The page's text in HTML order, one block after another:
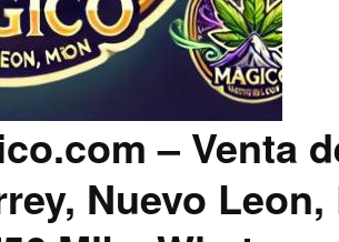
– Venta
Nuevo